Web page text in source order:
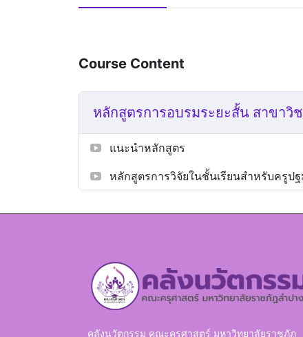
Course Content
หลักสูตรการอบรมระยะสั้น สาขาวิ
แนะนำหลักสูตร
หลักสูตรการวิจัยในชั้นเรียนสำหรับครูป
คลังนวัตกรรม คณะครุศาสตร์ มหาวิทยาลัยราชภัฏ